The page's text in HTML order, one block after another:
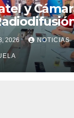
y
plan
a
tras
2026 NOTICIAS